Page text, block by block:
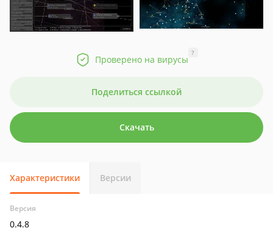
Проверено на вирусы
?
Поделиться ссылкой
Скачать
Характеристики Версии
Версия
0.4.8